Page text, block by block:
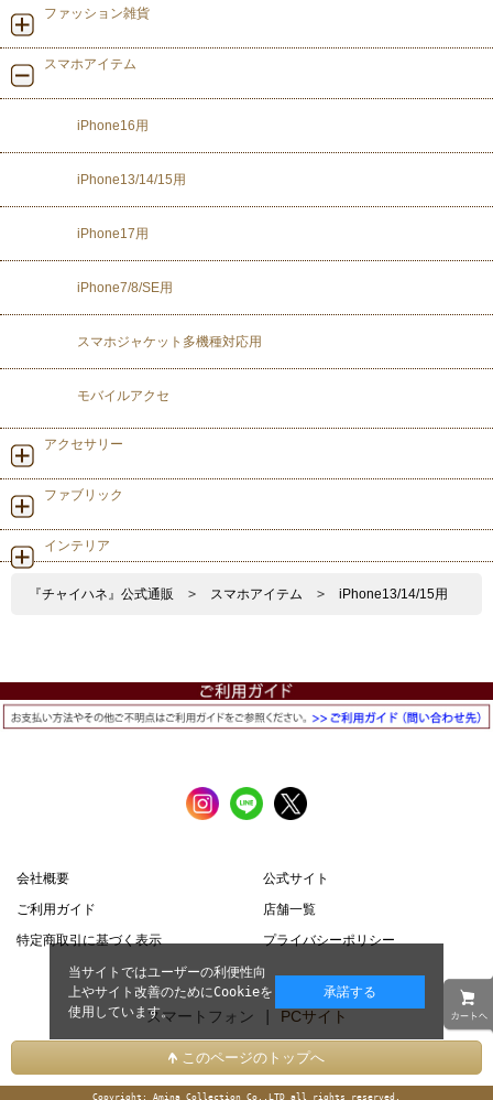
ファッション雑貨
スマホアイテム
iPhone16用
iPhone13/14/15用
iPhone17用
iPhone7/8/SE用
スマホジャケット多機種対応用
モバイルアクセ
アクセサリー
ファブリック
インテリア
『チャイハネ』公式通販 > スマホアイテム > iPhone13/14/15用
会社概要
公式サイト
ご利用ガイド
店舗一覧
特定商取引に基づく表示
プライバシーポリシー
スマートフォン | PCサイト
このページのトップへ
Copyright: Amina Collection Co.,LTD all rights reserved.
当サイトではユーザーの利便性向
上やサイト改善のためにCookieを
使用しています。
承諾する